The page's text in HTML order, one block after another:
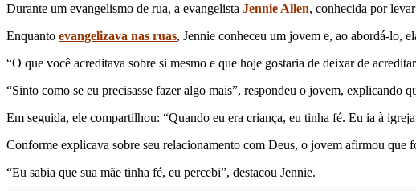
Durante um evangelismo de rua, a evangelista Jennie Allen, conhecida por
Enquanto evangelizava nas ruas, Jennie conheceu um jovem e, ao abordá-lo,
“O que você acreditava sobre si mesmo e que hoje gostaria de deixar de
“Sinto como se eu precisasse fazer algo mais”, respondeu o jovem, explicando
Em seguida, ele compartilhou: “Quando eu era criança, eu tinha fé. Eu ia à
Conforme explicava sobre seu relacionamento com Deus, o jovem afirmou que
“Eu sabia que sua mãe tinha fé, eu percebi”, destacou Jennie.